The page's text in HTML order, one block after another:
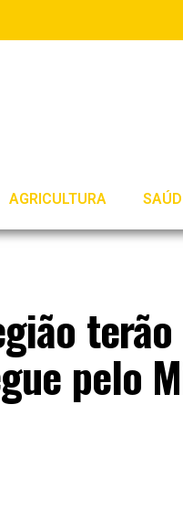
AGRICULTURA
terão
pelo